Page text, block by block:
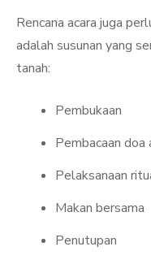
Rencana acara juga
adalah susunan yang
tanah:
Pembukaan
Pembacaan
Pelaksanaan
Makan bersama
Penutupan